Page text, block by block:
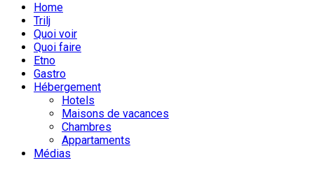
Home
Trilj
Quoi voir
Quoi faire
Etno
Gastro
Hébergement
Hotels
Maisons de vacances
Chambres
Appartaments
Médias